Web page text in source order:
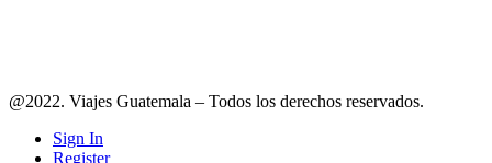
@2022. Viajes Guatemala – Todos los derechos reservados.
Sign In
Register